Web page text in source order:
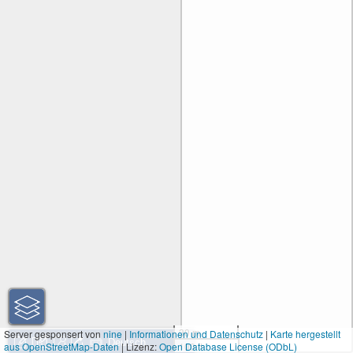
30 m
100 ft
Server gesponsert vonnine|Informationen und Datenschutz | Karte hergestellt
aus OpenStreetMap-Daten| Lizenz:Open Database License (ODbL)